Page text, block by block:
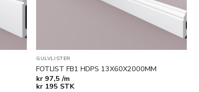
GULVLISTER
FOTLIST FB1 HDPS 13X60X2000MM
kr 97,5 /m
kr 195 STK